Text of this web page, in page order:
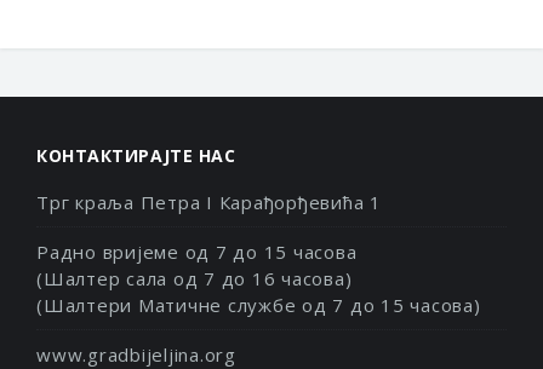
КОНТАКТИРАЈТЕ НАС
Трг краља Петра I Карађорђевића 1
Радно вријеме од 7 до 15 часова
(Шалтер сала од 7 до 16 часова)
(Шалтери Матичне службе од 7 до 15 часова)
www.gradbijeljina.org